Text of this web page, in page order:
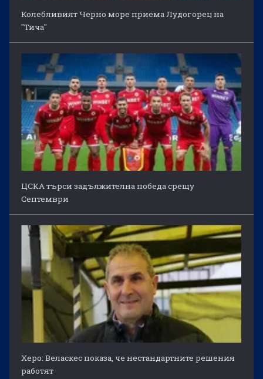
Колебливият Черно море приема Лудогорец на
"Тича"
ЦСКА търси задължителна победа срещу
Септември
Херо: Веласкес показа, че нестандартните решения
работят